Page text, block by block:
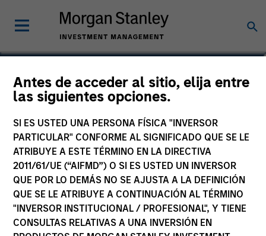
Antes de acceder al sitio, elija entre
las siguientes opciones.
SI ES USTED UNA PERSONA FÍSICA "INVERSOR
PARTICULAR" CONFORME AL SIGNIFICADO QUE SE LE
ATRIBUYE A ESTE TÉRMINO EN LA DIRECTIVA
2011/61/UE (“AIFMD”) O SI ES USTED UN INVERSOR
QUE POR LO DEMÁS NO SE AJUSTA A LA DEFINICIÓN
QUE SE LE ATRIBUYE A CONTINUACIÓN AL TÉRMINO
"INVERSOR INSTITUCIONAL / PROFESIONAL", Y TIENE
CONSULTAS RELATIVAS A UNA INVERSIÓN EN
Developing Opportunity
Fund
Comunicación comercial
Comentario